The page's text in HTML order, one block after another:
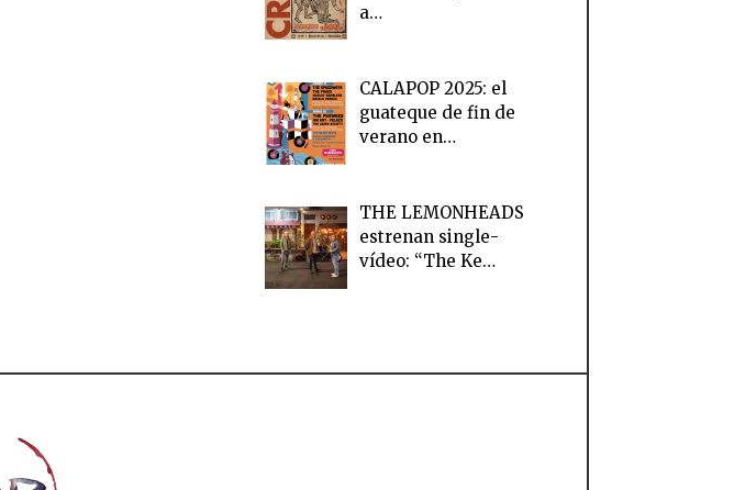
a…
CALAPOP 2025: el
guateque de fin de
verano en…
THE LEMONHEADS
estrenan single-
vídeo: “The Ke…